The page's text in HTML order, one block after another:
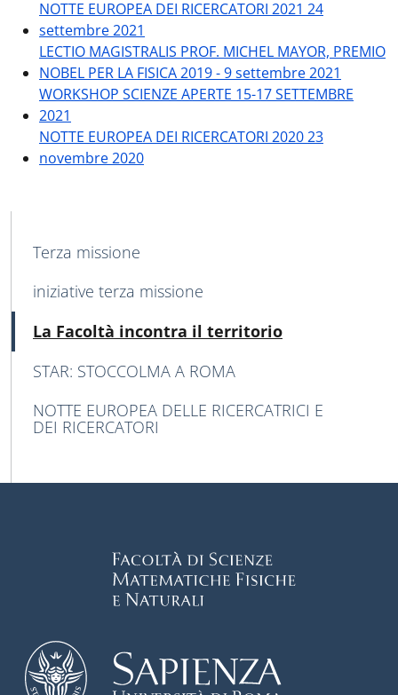
NOTTE EUROPEA DEI RICERCATORI 2021 24
settembre 2021
LECTIO MAGISTRALIS PROF. MICHEL MAYOR, PREMIO
NOBEL PER LA FISICA 2019 - 9 settembre 2021
WORKSHOP SCIENZE APERTE 15-17 SETTEMBRE
2021
NOTTE EUROPEA DEI RICERCATORI 2020 23
novembre 2020
MAIN NAVIGATION
Terza missione
iniziative terza missione
La Facoltà incontra il territorio
STAR: STOCCOLMA A ROMA
NOTTE EUROPEA DELLE RICERCATRICI E
DEI RICERCATORI